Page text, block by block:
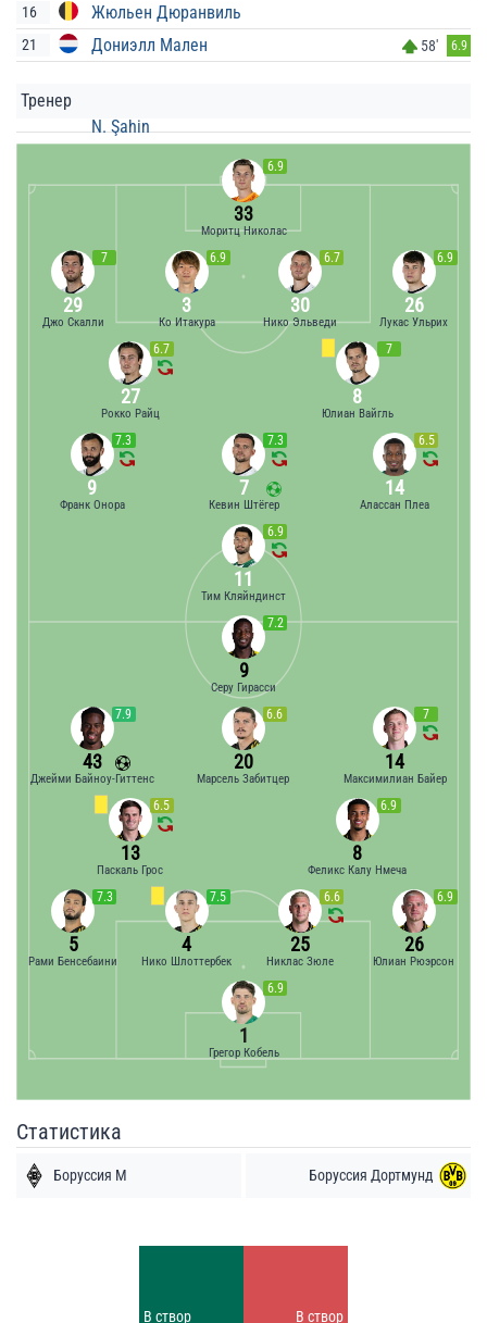
16 Жюльен Дюранвиль
21 Дониэлл Мален 58' 6.9
Тренер
N. Şahin
6.9
33
Моритц Николас
6.9
26
Лукас Ульрих
6.7
30
Нико Эльведи
6.9
3
Ко Итакура
7
29
Джо Скалли
7
8
Юлиан Вайгль
6.7
27
Рокко Райц
6.5
14
Алассан Плеа
7.3
7
Кевин Штёгер
7.3
9
Франк Онора
6.9
11
Тим Кляйндинст
6.9
1
Грегор Кобель
7.3
5
Рами Бенсебаини
7.5
4
Нико Шлоттербек
6.6
25
Никлас Зюле
6.9
26
Юлиан Рюэрсон
6.5
13
Паскаль Грос
6.9
8
Феликс Калу Нмеча
7.9
43
Джейми Байноу-Гиттенс
6.6
20
Марсель Забитцер
7
14
Максимилиан Байер
7.2
9
Серу Гирасси
Статистика
Боруссия М Боруссия Дортмунд
В створ В створ